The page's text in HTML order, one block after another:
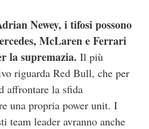
Newey, i tifosi possono
McLaren e Ferrari
la supremazia. Il più
riguarda Red Bull, che per
affrontare la sfida
una propria power unit. I
team leader avranno anche